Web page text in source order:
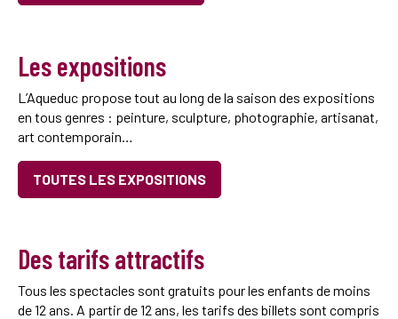
Les expositions
L’Aqueduc propose tout au long de la saison des expositions
en tous genres : peinture, sculpture, photographie, artisanat,
art contemporain…
TOUTES LES EXPOSITIONS
Des tarifs attractifs
Tous les spectacles sont gratuits pour les enfants de moins
de 12 ans. A partir de 12 ans, les tarifs des billets sont compris